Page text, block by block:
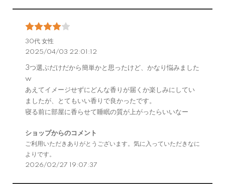
30代 女性
2025/04/03 22:01:12
3つ選ぶだけだから簡単かと思ったけど、かなり悩みました
w
あえてイメージせずにどんな香りが届くか楽しみにしてい
ましたが、とてもいい香りで良かったです。
寝る前に部屋に香らせて睡眠の質が上がったらいいなー
ショップからのコメント
ご利用いただきありがとうございます。気に入っていただきなに
よりです。
2026/02/27 19:07:37